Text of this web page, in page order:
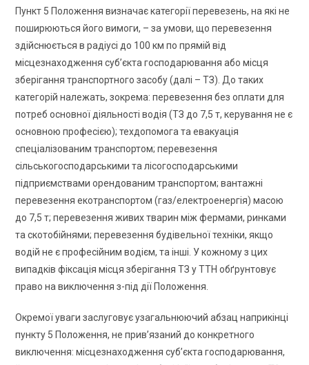
Пункт 5 Положення визначає категорії перевезень, на які не
поширюються його вимоги, – за умови, що перевезення
здійснюється в радіусі до 100 км по прямій від
місцезнаходження суб’єкта господарювання або місця
зберігання транспортного засобу (далі – ТЗ). До таких
категорій належать, зокрема: перевезення без оплати для
потреб основної діяльності водія (ТЗ до 7,5 т, керування не є
основною професією); техдопомога та евакуація
спеціалізованим транспортом; перевезення
сільськогосподарськими та лісогосподарськими
підприємствами орендованим транспортом; вантажні
перевезення екотранспортом (газ/електроенергія) масою
до 7,5 т; перевезення живих тварин між фермами, ринками
та скотобійнями; перевезення будівельної техніки, якщо
водій не є професійним водієм, та інші. У кожному з цих
випадків фіксація місця зберігання ТЗ у ТТН обґрунтовує
право на виключення з-під дії Положення.
Окремої уваги заслуговує узагальнюючий абзац наприкінці
пункту 5 Положення, не прив’язаний до конкретного
виключення: місцезнаходження суб’єкта господарювання,